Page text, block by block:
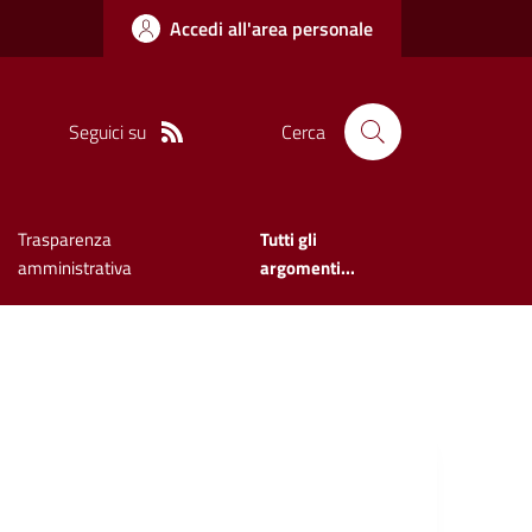
Accedi all'area personale
Seguici su Cerca
Trasparenza
amministrativa
Tutti gli
argomenti...